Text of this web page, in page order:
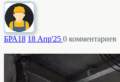
БРА18 18 Апр'25 0 комментариев